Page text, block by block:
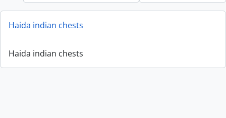
Haida indian chests
Haida indian chests